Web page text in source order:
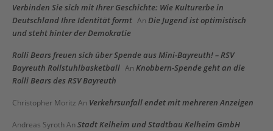
Verbinden Sie sich mit Ihrer Geschichte: Wie Kulturerbe in
Deutschland Ihre Identität formt An Die Jugend ist optimistisch
und steht hinter der Demokratie
Rolli Bears freuen sich über Spende aus Mini-Bayreuth! – RSV
Bayreuth Rollstuhlbasketball An Knobbern-Spende geht an die
Rolli Bears des RSV Bayreuth
Christopher Moritz An Verkehrsunfall endet mit mehreren Anzeigen
Andreas Syroth An Stadt Kelheim und Stadtbau Kelheim GmbH